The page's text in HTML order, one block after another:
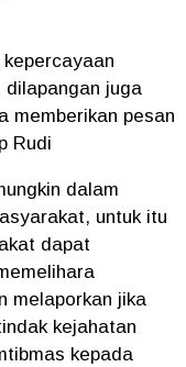
juga
memberikan pesan
Rudi
dalam
untuk itu
dapat
melaporkan jika
kejahatan
kepada